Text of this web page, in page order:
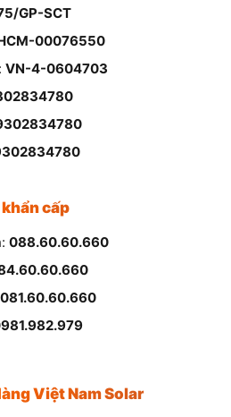
GP-SCT
00076550
VN-4-0604703
cấp
088.60.60.660
081.60.60.660
Việt Nam Solar